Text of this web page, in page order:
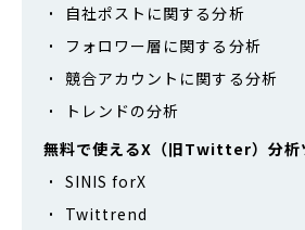
自社ポストに関する分析
フォロワー層に関する分析
競合アカウントに関する分析
トレンドの分析
無料で使えるX（旧Twitter）分析
SINIS forX
Twittrend